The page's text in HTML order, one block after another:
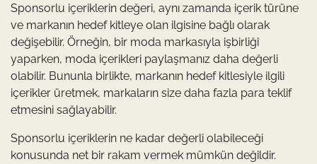
Sponsorlu içeriklerin değeri, aynı zamanda içerik türüne
ve markanın hedef kitleye olan ilgisine bağlı olarak
değişebilir. Örneğin, bir moda markasıyla işbirliği
yaparken, moda içerikleri paylaşmanız daha değerli
olabilir. Bununla birlikte, markanın hedef kitlesiyle ilgili
içerikler üretmek, markaların size daha fazla para teklif
etmesini sağlayabilir.
Sponsorlu içeriklerin ne kadar değerli olabileceği
konusunda net bir rakam vermek mümkün değildir.